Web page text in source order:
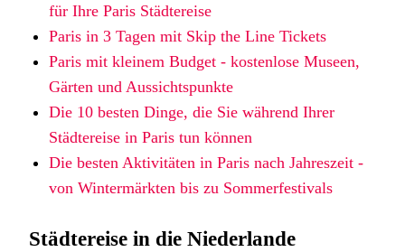
für Ihre Paris Städtereise
Paris in 3 Tagen mit Skip the Line Tickets
Paris mit kleinem Budget - kostenlose Museen,
Gärten und Aussichtspunkte
Die 10 besten Dinge, die Sie während Ihrer
Städtereise in Paris tun können
Die besten Aktivitäten in Paris nach Jahreszeit -
von Wintermärkten bis zu Sommerfestivals
Städtereise in die Niederlande